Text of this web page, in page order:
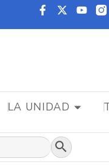
LA UNIDAD
Botón de